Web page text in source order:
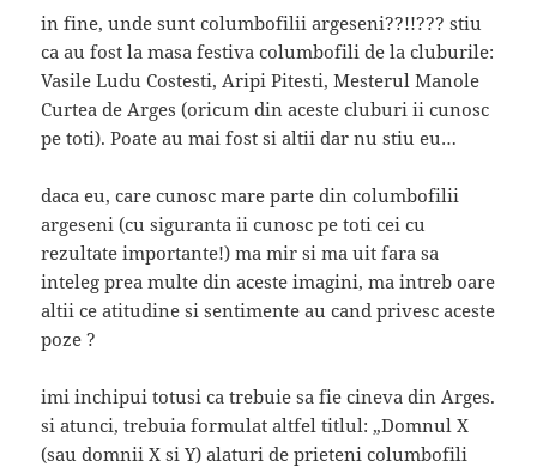
in fine, unde sunt columbofilii argeseni??!!??? stiu
ca au fost la masa festiva columbofili de la cluburile:
Vasile Ludu Costesti, Aripi Pitesti, Mesterul Manole
Curtea de Arges (oricum din aceste cluburi ii cunosc
pe toti). Poate au mai fost si altii dar nu stiu eu…
daca eu, care cunosc mare parte din columbofilii
argeseni (cu siguranta ii cunosc pe toti cei cu
rezultate importante!) ma mir si ma uit fara sa
inteleg prea multe din aceste imagini, ma intreb oare
altii ce atitudine si sentimente au cand privesc aceste
poze ?
imi inchipui totusi ca trebuie sa fie cineva din Arges.
si atunci, trebuia formulat altfel titlul: „Domnul X
(sau domnii X si Y) alaturi de prieteni columbofili